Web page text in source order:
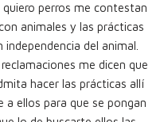
perros me contestan
animales y las prácticas
del animal.
me dicen que
hacer las prácticas allí
a ellos para que se pongan